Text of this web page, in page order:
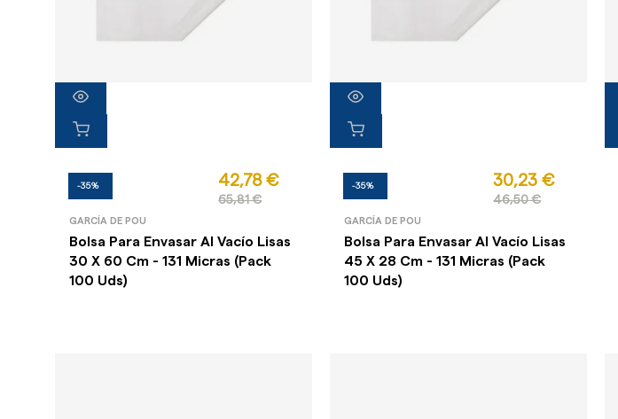
-35% 42,78 €
65,81 €
GARCÍA DE POU
Bolsa Para Envasar Al Vacío Lisas
30 X 60 Cm - 131 Micras (Pack
100 Uds)
-35% 30,23 €
46,50 €
GARCÍA DE POU
Bolsa Para Envasar Al Vacío Lisas
45 X 28 Cm - 131 Micras (Pack
100 Uds)